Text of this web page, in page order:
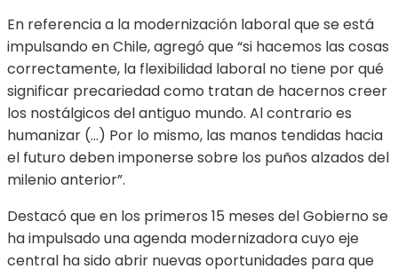
En referencia a la modernización laboral que se está
impulsando en Chile, agregó que “si hacemos las cosas
correctamente, la flexibilidad laboral no tiene por qué
significar precariedad como tratan de hacernos creer
los nostálgicos del antiguo mundo. Al contrario es
humanizar (…) Por lo mismo, las manos tendidas hacia
el futuro deben imponerse sobre los puños alzados del
milenio anterior”.
Destacó que en los primeros 15 meses del Gobierno se
ha impulsado una agenda modernizadora cuyo eje
central ha sido abrir nuevas oportunidades para que